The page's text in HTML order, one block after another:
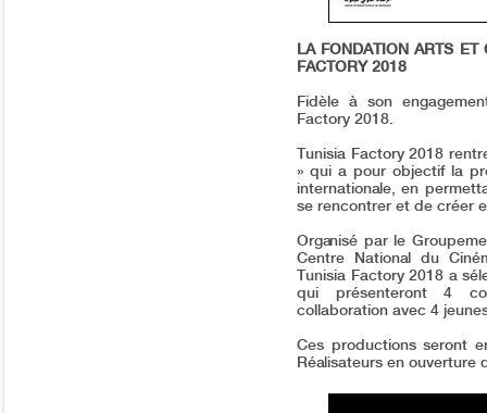
LA FONDATION ARTS
FACTORY 2018
Fidèle à son
Factory 2018.
Tunisia Factory 2018
» qui a pour objectif la
internationale, en
se rencontrer et de créer
Organisé par le
Centre National du
Tunisia Factory 2018 a
qui présenteront 4
collaboration avec 4
Ces productions seront
Réalisateurs en ouverture